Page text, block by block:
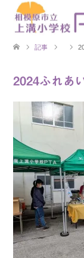
記事
2024ふれあ